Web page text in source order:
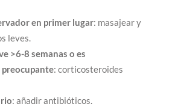
en primer lugar: masajear y
leves.
>6-8 semanas o es
: corticosteroides
: añadir antibióticos.